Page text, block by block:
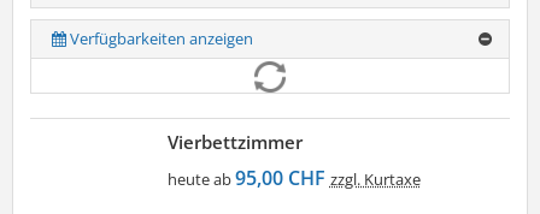
Verfügbarkeiten anzeigen
Vierbettzimmer
heute ab95,00 CHF zzgl. Kurtaxe